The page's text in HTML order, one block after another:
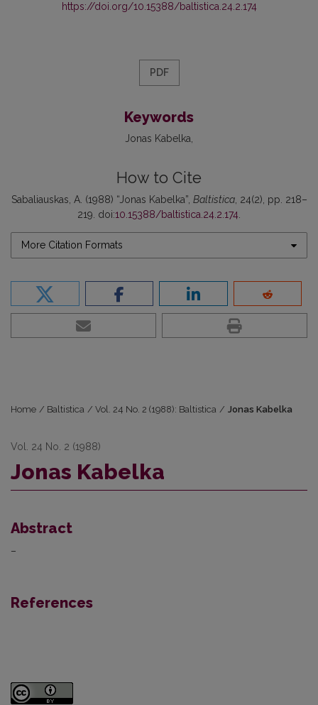
https://doi.org/10.15388/baltistica.24.2.174
PDF
Keywords
Jonas Kabelka
How to Cite
Sabaliauskas, A. (1988) “Jonas Kabelka”, Baltistica, 24(2), pp. 218–
219. doi:10.15388/baltistica.24.2.174.
More Citation Formats
Home / Baltistica / Vol. 24 No. 2 (1988): Baltistica / Jonas Kabelka
Vol. 24 No. 2 (1988)
Jonas Kabelka
Abstract
–
References